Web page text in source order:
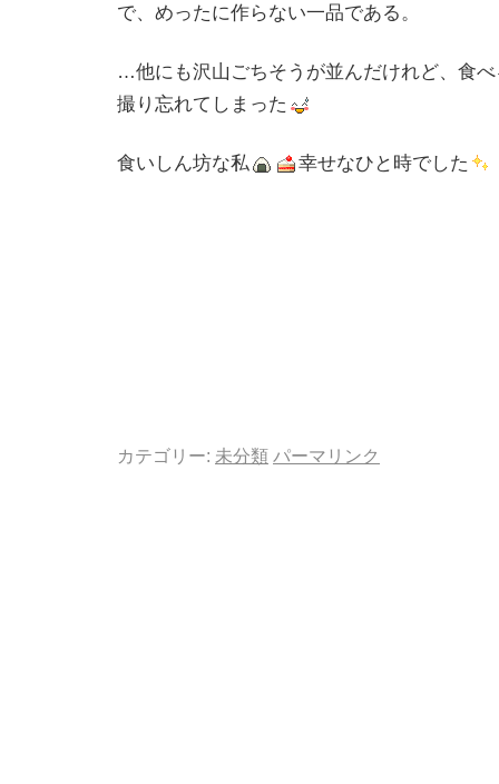
で、めったに作らない一品である。
…他にも沢山ごちそうが並んだけれど、食
撮り忘れてしまった
食いしん坊な私 幸せなひと時でした
カテゴリー: 未分類 パーマリンク